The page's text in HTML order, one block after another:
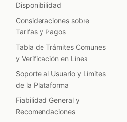
Disponibilidad
Consideraciones sobre
Tarifas y Pagos
Tabla de Trámites Comunes
y Verificación en Línea
Soporte al Usuario y Límites
de la Plataforma
Fiabilidad General y
Recomendaciones